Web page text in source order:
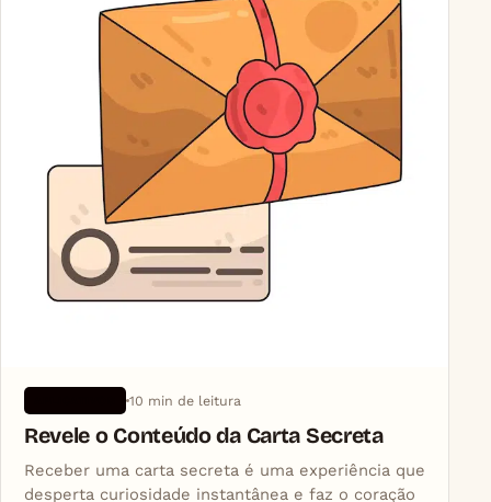
10 min de leitura
Revele o Conteúdo da Carta Secreta
Receber uma carta secreta é uma experiência que
desperta curiosidade instantânea e faz o coração